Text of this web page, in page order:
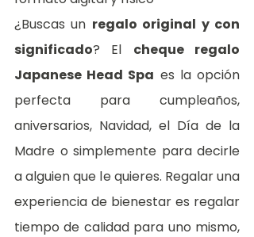
¿Buscas un regalo original y con
significado? El cheque regalo
Japanese Head Spa es la opción
perfecta para cumpleaños,
aniversarios, Navidad, el Día de la
Madre o simplemente para decirle
a alguien que le quieres. Regalar una
experiencia de bienestar es regalar
tiempo de calidad para uno mismo,